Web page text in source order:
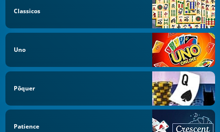
Classicos
Uno
Pôquer
Patience